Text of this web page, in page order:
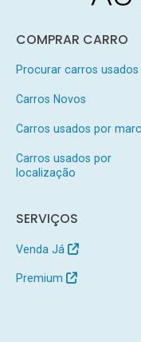
COMPRAR CARRO
Procurar carros usados
Carros Novos
Carros usados por
Carros usados por
localização
SERVIÇOS
Venda Já
Premium